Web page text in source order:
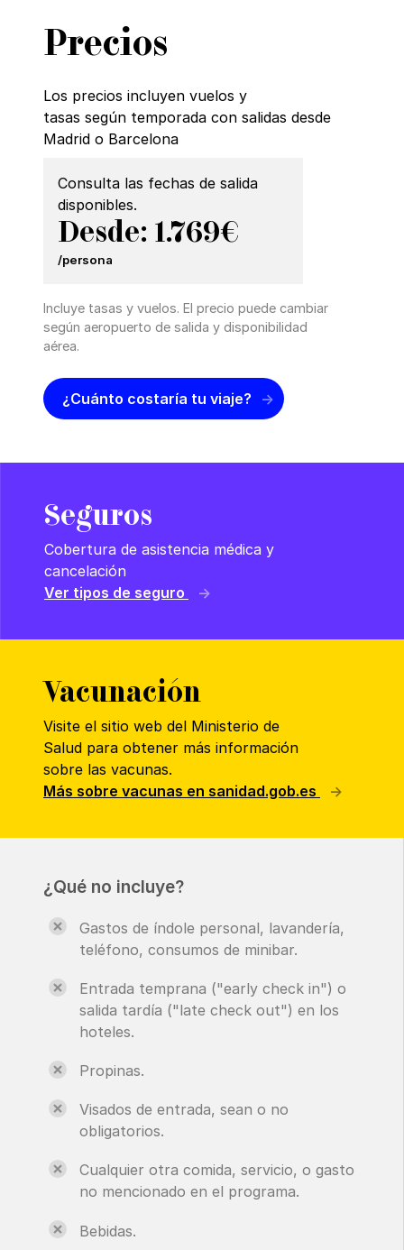
Precios
Los precios incluyen vuelos y
tasas según temporada con salidas desde
Madrid o Barcelona
Consulta las fechas de salida
disponibles.
Desde: 1.769€
/persona
Incluye tasas y vuelos. El precio puede cambiar
según aeropuerto de salida y disponibilidad
aérea.
¿Cuánto costaría tu viaje?
Seguros
Cobertura de asistencia médica y
cancelación
Ver tipos de seguro
Vacunación
Visite el sitio web del Ministerio de
Salud para obtener más información
sobre las vacunas.
Más sobre vacunas en sanidad.gob.es
¿Qué no incluye?
Gastos de índole personal, lavandería,
teléfono, consumos de minibar.
Entrada temprana ("early check in") o
salida tardía ("late check out") en los
hoteles.
Propinas.
Visados de entrada, sean o no
obligatorios.
Cualquier otra comida, servicio, o gasto
no mencionado en el programa.
Bebidas.